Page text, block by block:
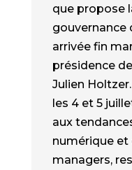
que propose
gouvernance
arrivée fin
présidence
Julien
les 4 et 5
aux
numérique et
managers,